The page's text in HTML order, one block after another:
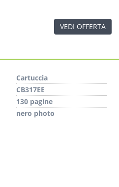
VEDI OFFERTA
Cartuccia
CB317EE
130 pagine
nero photo